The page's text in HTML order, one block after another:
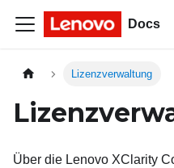
Docs
Lizenzverwaltung
Über die Lenovo XClarity